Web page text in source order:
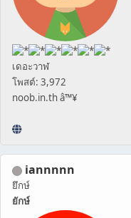
เดอะวาฬ
โพสต์: 3,972
noob.in.th â™¥
iannnnn
ยึกษ์
ยักษ์